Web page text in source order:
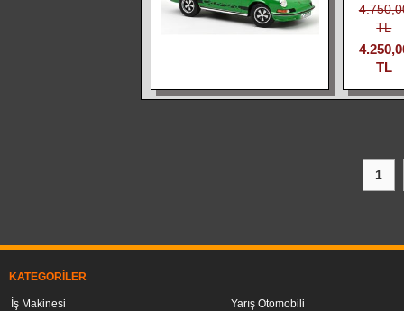
TL
TL
1
KATEGORILER
İş Makinesi
Yarış Otomobili